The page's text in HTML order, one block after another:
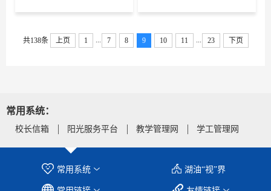
《“球”精“球”细——智能阀门助推石化企业高质量
发展》
特色社会主义思想暨思想政治理论课研究性学习成
“湖南省第八届大学生学习贯彻习近平新时代中国
特色社会主义思想暨思想政治理论课研究性学习成
共138条 上页 1 ... 7 8 9 10 11 ... 23 下页
常用系统：
校长信箱 阳光服务平台 教学管理网 学工管理网
湖油“视”界
常用系统